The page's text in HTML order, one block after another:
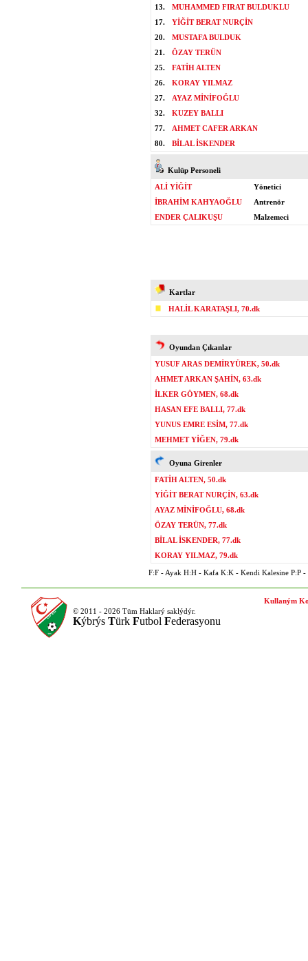
13.
MUHAMMED FIRAT BULDUKLU
17.
YİĞİT BERAT NURÇİN
20.
MUSTAFA BULDUK
21.
ÖZAY TERÜN
25.
FATİH ALTEN
26.
KORAY YILMAZ
27.
AYAZ MİNİFOĞLU
32.
KUZEY BALLI
77.
AHMET CAFER ARKAN
80.
BİLAL İSKENDER
Kulüp Personeli
ALİ YİĞİT
Yönetici
İBRAHİM KAHYAOĞLU
Antrenör
ENDER ÇALIKUŞU
Malzemeci
Kartlar
HALİL KARATAŞLI, 70.dk
Oyundan Çıkanlar
YUSUF ARAS DEMİRYÜREK, 50.dk
AHMET ARKAN ŞAHİN, 63.dk
İLKER GÖYMEN, 68.dk
HASAN EFE BALLI, 77.dk
YUNUS EMRE ESİM, 77.dk
MEHMET YİĞEN, 79.dk
Oyuna Girenler
FATİH ALTEN, 50.dk
YİĞİT BERAT NURÇİN, 63.dk
AYAZ MİNİFOĞLU, 68.dk
ÖZAY TERÜN, 77.dk
BİLAL İSKENDER, 77.dk
KORAY YILMAZ, 79.dk
F:F - Ayak H:H - Kafa K:K - Kendi Kalesine P:P -
© 2011 - 2026 Tüm Haklarý saklýdýr.
Kýbrýs Türk Futbol Federasyonu
Kullaným